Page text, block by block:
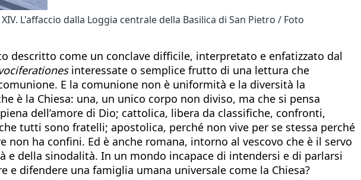
L'affaccio dalla Loggia centrale della Basilica di San Pietro / Foto
descritto come un conclave difficile, interpretato e enfatizzato dal
interessate o semplice frutto di una lettura che
E la comunione non è uniformità e la diversità la
è la Chiesa: una, un unico corpo non diviso, ma che si pensa
dell’amore di Dio; cattolica, libera da classifiche, confronti,
tutti sono fratelli; apostolica, perché non vive per se stessa perché
ha confini. Ed è anche romana, intorno al vescovo che è il servo
della sinodalità. In un mondo incapace di intendersi e di parlarsi
difendere una famiglia umana universale come la Chiesa?